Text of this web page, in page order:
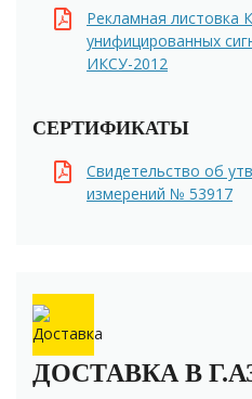
Рекламная листовка
унифицированных
ИКСУ-2012
СЕРТИФИКАТЫ
Свидетельство об
измерений № 53917
ДОСТАВКА В